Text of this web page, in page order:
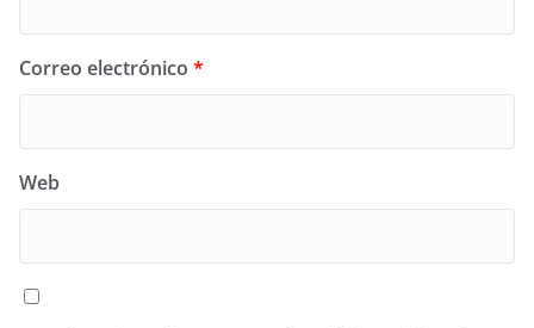
Correo electrónico *
Web